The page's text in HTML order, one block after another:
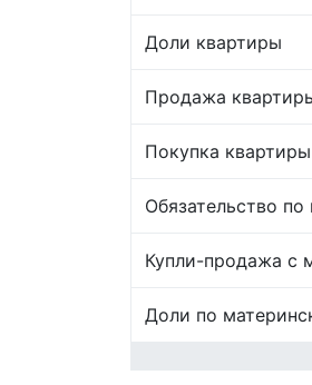
Доли квартиры
Продажа
Покупка квартиры
Обязательство
Купли-продажа с
Доли по